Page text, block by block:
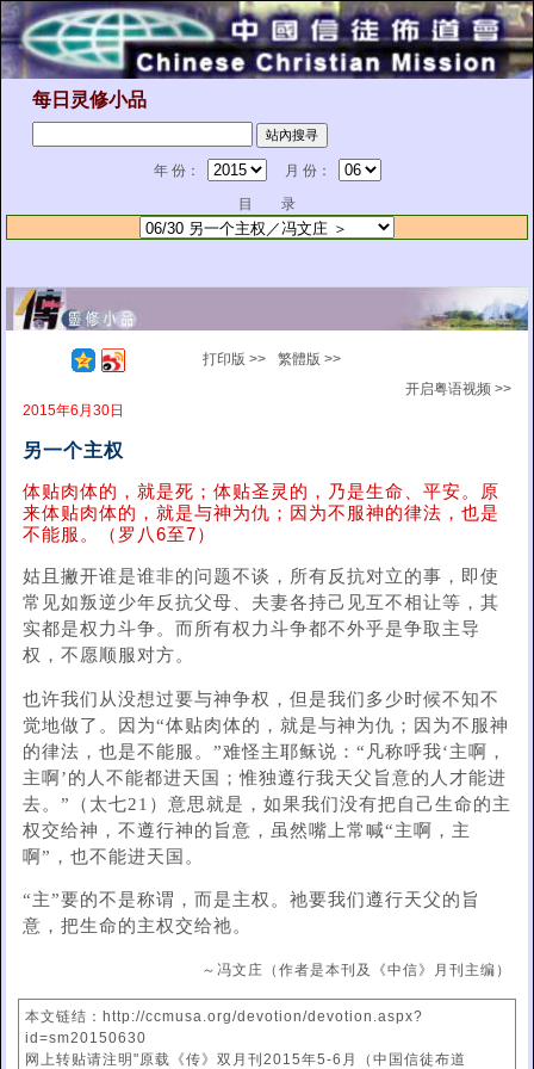
每日灵修小品
年 份：
月 份：
目 录
打印版 >>
繁體版 >>
开启粤语视频 >>
2015年6月30日
另一个主权
体贴肉体的，就是死；体贴圣灵的，乃是生命、平安。原
来体贴肉体的，就是与神为仇；因为不服神的律法，也是
不能服。（罗八6至7）
姑且撇开谁是谁非的问题不谈，所有反抗对立的事，即使
常见如叛逆少年反抗父母、夫妻各持己见互不相让等，其
实都是权力斗争。而所有权力斗争都不外乎是争取主导
权，不愿顺服对方。
也许我们从没想过要与神争权，但是我们多少时候不知不
觉地做了。因为“体贴肉体的，就是与神为仇；因为不服神
的律法，也是不能服。”难怪主耶稣说：“凡称呼我‘主啊，
主啊’的人不能都进天国；惟独遵行我天父旨意的人才能进
去。”（太七21）意思就是，如果我们没有把自己生命的主
权交给神，不遵行神的旨意，虽然嘴上常喊“主啊，主
啊”，也不能进天国。
“主”要的不是称谓，而是主权。祂要我们遵行天父的旨
意，把生命的主权交给祂。
～冯文庄（作者是本刊及《中信》月刊主编）
本文链结：http://ccmusa.org/devotion/devotion.aspx?
id=sm20150630
网上转贴请注明"原载《传》双月刊2015年5-6月（中国信徒布道